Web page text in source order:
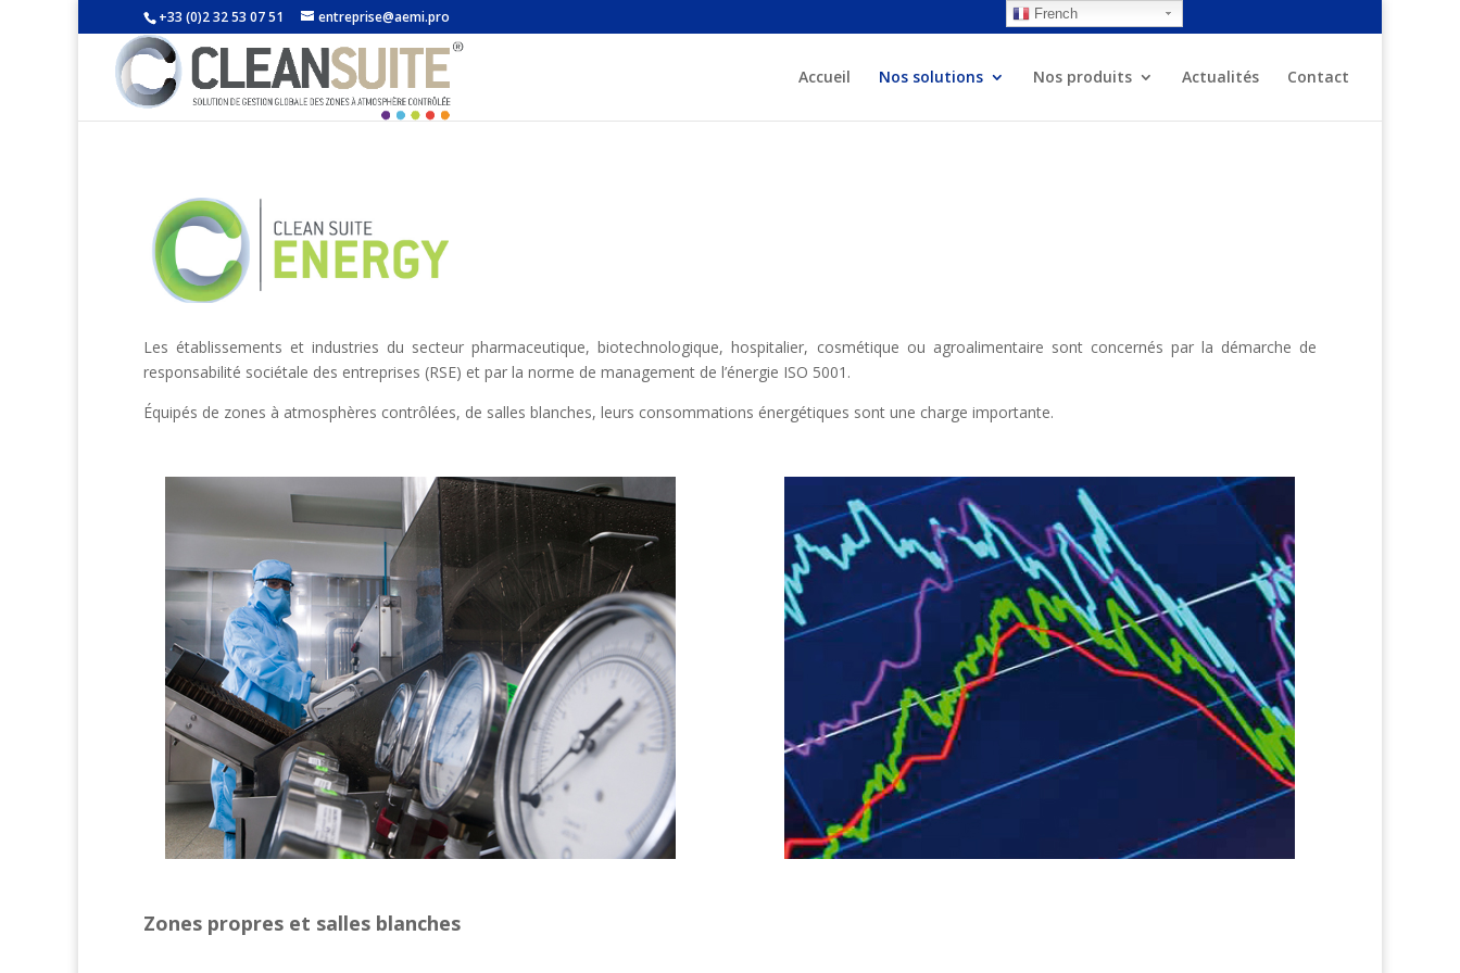
+33 (0)2 32 53 07 51 entreprise@aemi.pro
Accueil Nos solutions Nos produits Actualités Contact
Les établissements et industries du secteur pharmaceutique, biotechnologique, hospitalier, cosmétique ou agroalimentaire sont concernés par la démarche de
responsabilité sociétale des entreprises (RSE) et par la norme de management de l’énergie ISO 5001.
Équipés de zones à atmosphères contrôlées, de salles blanches, leurs consommations énergétiques sont une charge importante.
Zones propres et salles blanches
French